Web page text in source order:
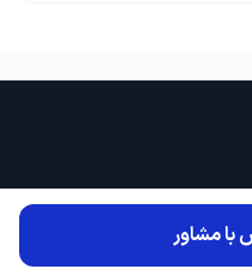
بهترین باشیم.
با مشاور